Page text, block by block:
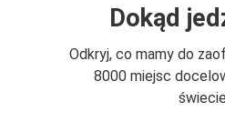
Dokąd
Odkryj, co mamy do
8000 miejsc